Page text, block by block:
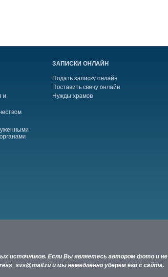
и
ЗАПИСКИ ОНЛАЙН
Подать записку онлайн
Поставить свечу онлайн
Нужды храмов
источников. Если Вы являетесь автором фото и не
и мы немедленно уберем его с сайта.